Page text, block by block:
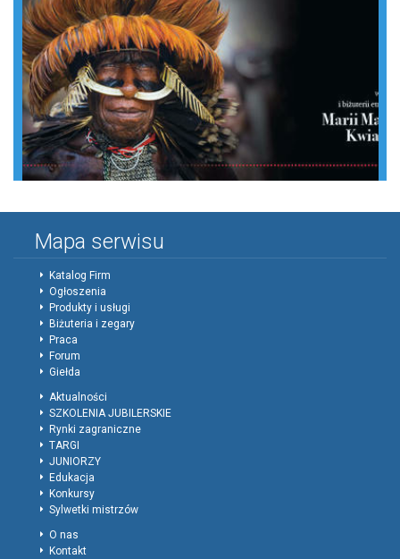
Mapa serwisu
Katalog Firm
Ogłoszenia
Produkty i usługi
Biżuteria i zegary
Praca
Forum
Giełda
Aktualności
SZKOLENIA JUBILERSKIE
Rynki zagraniczne
TARGI
JUNIORZY
Edukacja
Konkursy
Sylwetki mistrzów
O nas
Kontakt